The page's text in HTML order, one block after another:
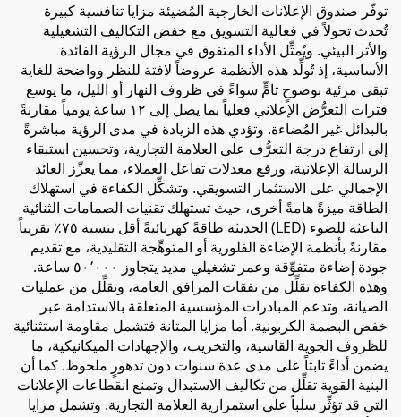
توفّر صندوق الإعلانات الخارجية المُضيئة مزايا تنافسية كبيرة
تُحدث تحولاً في فعالية التسويق مع خفض التكاليف التشغيلية
والأثر البيئي. ويُمثِّل الأداء المتفوق في مجال الرؤية الفائدة
الأساسية، إذ تُولِّد هذه الأنظمة عروضاً لافتة للنظر وواضحة للغاية
تبقى مرئية بوضوحٍ تامٍّ سواءً في ظروف النهار أو الليل، ما يوسع
فترات التعرُّض الإعلاني فعلياً بما يصل إلى ١٢ ساعة يومياً مقارنةً
بالبدائل غير المُضاءة. وتؤدي هذه الزيادة في مدى الرؤية مباشرةً
إلى ارتفاع درجة التعرُّف على العلامة التجارية، وتحسين استبقاء
الرسالة الإعلانية، ورفع معدلات تفاعل العملاء، مما يعزِّز العائد
الإجمالي على الاستثمار التسويقي. وتشكِّل الكفاءة في استهلاك
الطاقة ميزةً هامةً أخرى، حيث تستهلك تقنيات الصمامات الثنائية
الباعثة للضوء (LED) الحديثة طاقةً كهربائيةً أقل بنسبة ٧٥٪ تقريباً
مقارنةً بأنظمة الإضاءة الفلورية أو المتوهِّجة التقليدية، مع تقديم
جودة إضاءة متفوِّقة وعمر تشغيلي مديد يتجاوز ٥٠٬٠٠٠ ساعة.
وهذه الكفاءة تقلِّل من نفقات المرافق العامة، وتقلِّل من عمليات
الصيانة، وتدعم المبادرات المؤسسية المتعلقة بالاستدامة عبر
خفض البصمة الكربونية. أما مزايا المتانة فتشمل مقاومة استثنائية
للظروف الجوية القاسية، والتخريب، والإجهادات الميكانيكية، ما
يضمن أداءً ثابتاً على مدى عدة سنوات دون تدهورٍ ملحوظ. كما أن
البنية القوية تقلِّل من تكاليف الاستبدال وتمنع انقطاعات الإعلانات
التي قد تؤثِّر سلباً على استمرارية العلامة التجارية. وتشمل مزايا